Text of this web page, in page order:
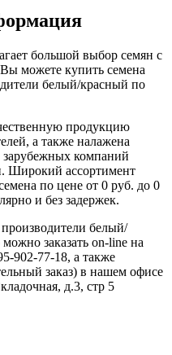
большой выбор семян с
можете купить семена
белый/красный по
продукцию
а также налажена
зарубежных компаний
Широкий ассортимент
по цене от 0 руб. до 0
и без задержек.
белый/
заказать on-line на
902-77-18, а также
заказ) в нашем офисе
д.3, стр 5